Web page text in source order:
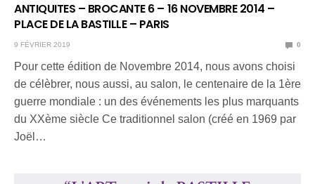
ANTIQUITES – BROCANTE 6 – 16 NOVEMBRE 2014 –
PLACE DE LA BASTILLE – PARIS
9 FÉVRIER 2019 0
Pour cette édition de Novembre 2014, nous avons choisi
de célèbrer, nous aussi, au salon, le centenaire de la 1ère
guerre mondiale : un des événements les plus marquants
du XXème siècle Ce traditionnel salon (créé en 1969 par
Joël…